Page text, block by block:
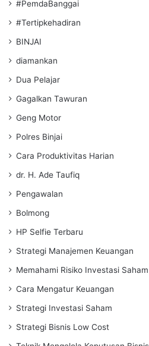
#PemdaBanggai
#Tertipkehadiran
BINJAI
diamankan
Dua Pelajar
Gagalkan Tawuran
Geng Motor
Polres Binjai
Cara Produktivitas Harian
dr. H. Ade Taufiq
Pengawalan
Bolmong
HP Selfie Terbaru
Strategi Manajemen Keuangan
Memahami Risiko Investasi Saham
Cara Mengatur Keuangan
Strategi Investasi Saham
Strategi Bisnis Low Cost